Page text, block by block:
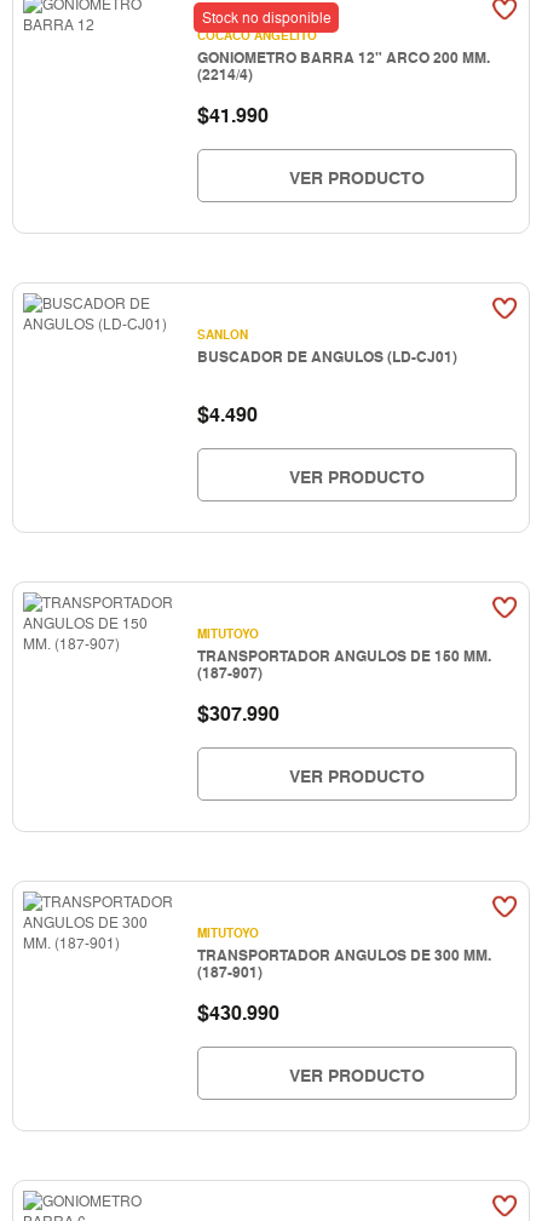
Stock no disponible
COCACO ANGELITO
GONIOMETRO BARRA 12" ARCO 200 MM.
(2214/4)
$41.990
VER PRODUCTO
SANLON
BUSCADOR DE ANGULOS (LD-CJ01)
$4.490
VER PRODUCTO
MITUTOYO
TRANSPORTADOR ANGULOS DE 150 MM.
(187-907)
$307.990
VER PRODUCTO
MITUTOYO
TRANSPORTADOR ANGULOS DE 300 MM.
(187-901)
$430.990
VER PRODUCTO